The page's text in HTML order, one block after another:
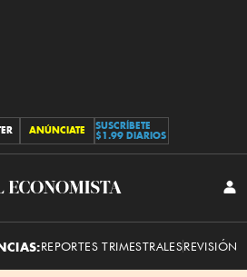
ANÚNCIATE
SUSCRÍBETE
$1.99 DIARIOS
El
REPORTES TRIMESTRALESREVISIÓN